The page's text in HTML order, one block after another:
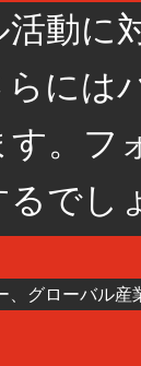
活動
には
す。フ
でし
、グローバル